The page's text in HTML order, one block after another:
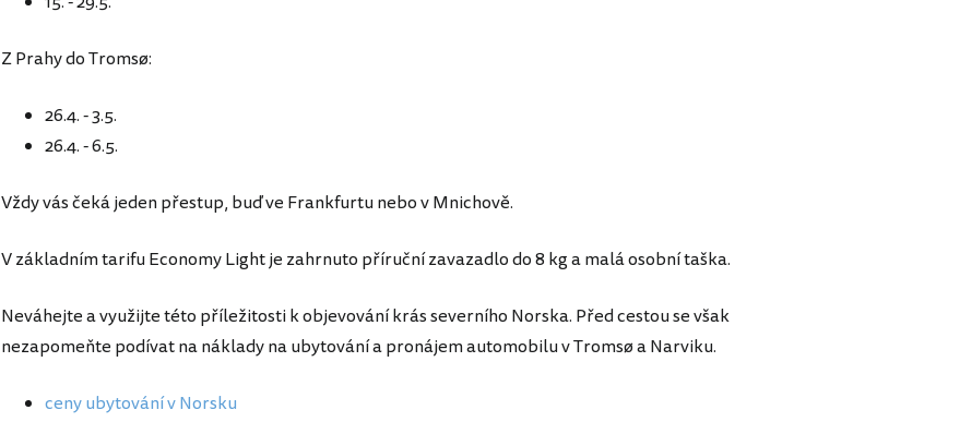
Z Prahy do Tromsø:
26.4. - 3.5.
26.4. - 6.5.
Vždy vás čeká jeden přestup, buď ve Frankfurtu nebo v Mnichově.
V základním tarifu Economy Light je zahrnuto příruční zavazadlo do 8 kg a malá osobní taška.
Neváhejte a využijte této příležitosti k objevování krás severního Norska. Před cestou se však
nezapomeňte podívat na náklady na ubytování a pronájem automobilu v Tromsø a Narviku.
ceny ubytování v Norsku